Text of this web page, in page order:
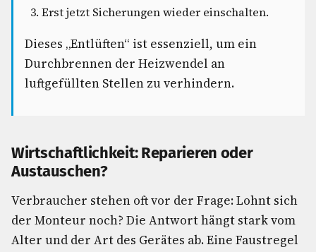
Erst jetzt Sicherungen wieder einschalten.
Dieses „Entlüften“ ist essenziell, um ein
Durchbrennen der Heizwendel an
luftgefüllten Stellen zu verhindern.
Wirtschaftlichkeit: Reparieren oder
Austauschen?
Verbraucher stehen oft vor der Frage: Lohnt sich
der Monteur noch? Die Antwort hängt stark vom
Alter und der Art des Gerätes ab. Eine Faustregel